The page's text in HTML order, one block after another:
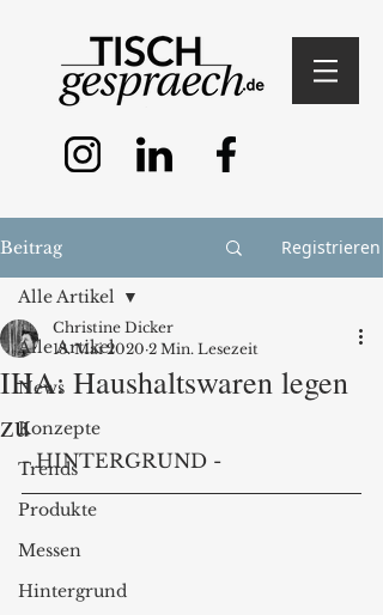
Beitrag Registrieren
Alle Artikel
News
Konzepte
Trends
Produkte
Messen
Hintergrund
Alle Artikel
IHA: Haushaltswaren legen
zu
Christine Dicker
18. Mai 2020 2 Min. Lesezeit
- HINTERGRUND -